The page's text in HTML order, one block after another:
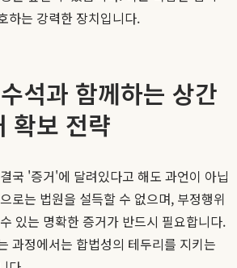
하는 강력한 장치입니다.
석과 함께하는 상간
확보 전략
국 '증거'에 달려있다고 해도 과언이 아닙
로는 법원을 설득할 수 없으며, 부정행위
있는 명확한 증거가 반드시 필요합니다.
과정에서는 합법성의 테두리를 지키는